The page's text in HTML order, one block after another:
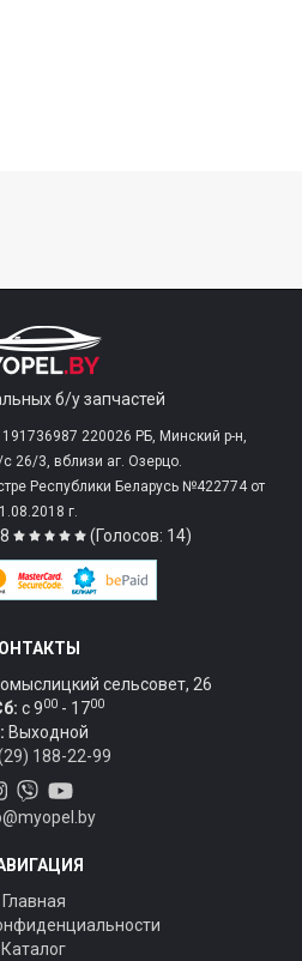
б/у запчастей
220026 РБ, Минский р-н,
26/3, вблизи аг. Озерцо.
Республики Беларусь №422774 от
г.
(Голосов: 14)
сельсовет, 26
c 900 - 1700
Выходной
188-22-99
Главная
Каталог